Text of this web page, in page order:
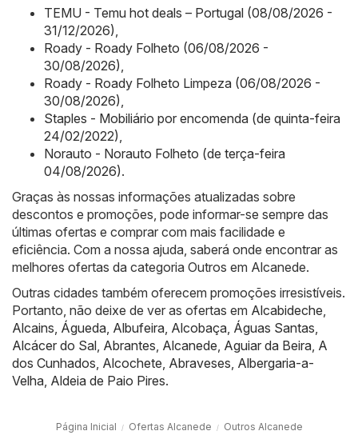
TEMU - Temu hot deals – Portugal (08/08/2026 -
31/12/2026),
Roady - Roady Folheto (06/08/2026 -
30/08/2026),
Roady - Roady Folheto Limpeza (06/08/2026 -
30/08/2026),
Staples - Mobiliário por encomenda (de quinta-feira
24/02/2022),
Norauto - Norauto Folheto (de terça-feira
04/08/2026).
Graças às nossas informações atualizadas sobre
descontos e promoções, pode informar-se sempre das
últimas ofertas e comprar com mais facilidade e
eficiência. Com a nossa ajuda, saberá onde encontrar as
melhores ofertas da categoria Outros em Alcanede.
Outras cidades também oferecem promoções irresistíveis.
Portanto, não deixe de ver as ofertas em Alcabideche,
Alcains, Águeda, Albufeira, Alcobaça, Águas Santas,
Alcácer do Sal, Abrantes, Alcanede, Aguiar da Beira, A
dos Cunhados, Alcochete, Abraveses, Albergaria-a-
Velha, Aldeia de Paio Pires.
Página Inicial Ofertas Alcanede Outros Alcanede